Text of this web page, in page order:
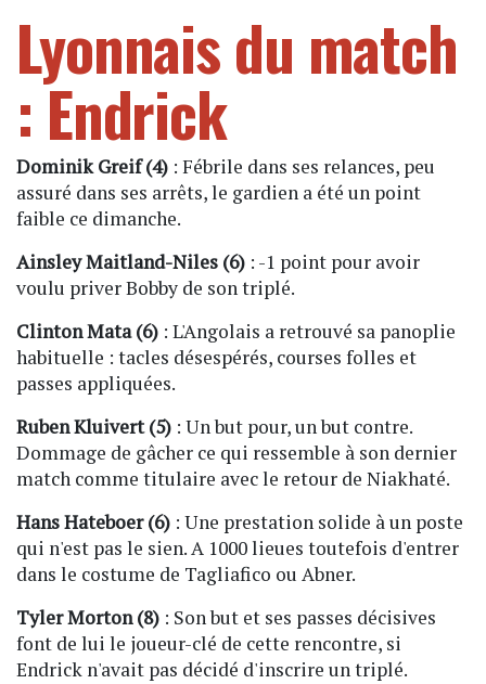
Lyonnais du match
: Endrick
Dominik Greif (4) : Fébrile dans ses relances, peu
assuré dans ses arrêts, le gardien a été un point
faible ce dimanche.
Ainsley Maitland-Niles (6) : -1 point pour avoir
voulu priver Bobby de son triplé.
Clinton Mata (6) : L'Angolais a retrouvé sa panoplie
habituelle : tacles désespérés, courses folles et
passes appliquées.
Ruben Kluivert (5) : Un but pour, un but contre.
Dommage de gâcher ce qui ressemble à son dernier
match comme titulaire avec le retour de Niakhaté.
Hans Hateboer (6) : Une prestation solide à un poste
qui n'est pas le sien. A 1000 lieues toutefois d'entrer
dans le costume de Tagliafico ou Abner.
Tyler Morton (8) : Son but et ses passes décisives
font de lui le joueur-clé de cette rencontre, si
Endrick n'avait pas décidé d'inscrire un triplé.